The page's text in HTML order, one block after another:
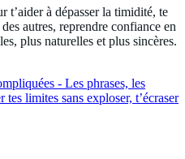
t’aider à dépasser la timidité, te
autres, reprendre confiance en
plus naturelles et plus sincères.